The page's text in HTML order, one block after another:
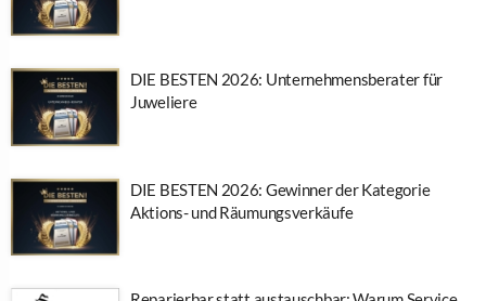
DIE BESTEN 2026: Unternehmensberater für
Juweliere
DIE BESTEN 2026: Gewinner der Kategorie
Aktions- und Räumungsverkäufe